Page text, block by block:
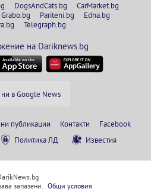
DogsAndCats.bg
CarMarket.bg
Grabo.bg Pariteni.bg
Edna.bg
Telegraph.bg
на Dariknews.bg
ни в Google News
публикации Контакти
Facebook
Политика ЛД Известия
запазени. Общи условия